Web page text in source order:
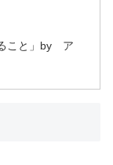
こと」by ア